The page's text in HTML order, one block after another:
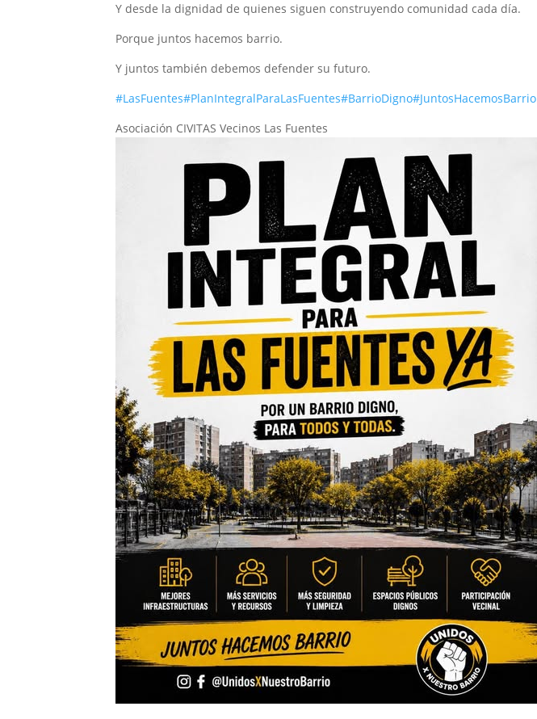
Y desde la dignidad de quienes siguen construyendo comunidad cada día.
Porque juntos hacemos barrio.
Y juntos también debemos defender su futuro.
#LasFuentes#PlanIntegralParaLasFuentes#BarrioDigno#JuntosHacemosBarrio
Asociación CIVITAS Vecinos Las Fuentes